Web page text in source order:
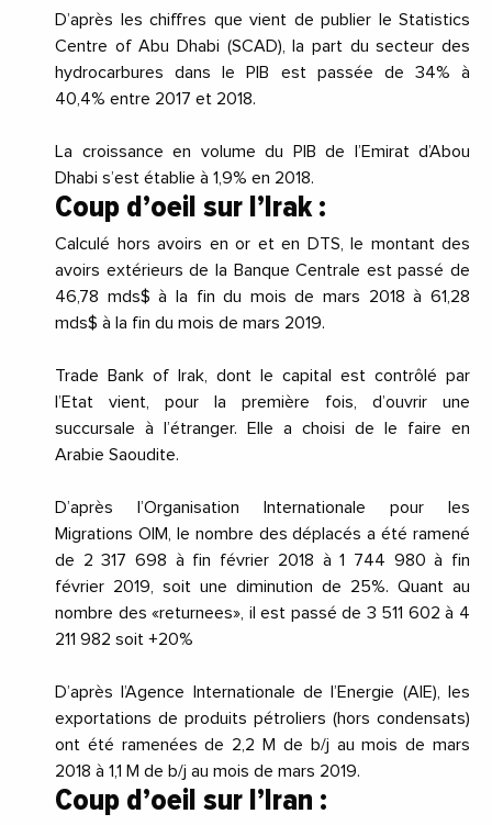
D’après les chiffres que vient de publier le Statistics
Centre of Abu Dhabi (SCAD), la part du secteur des
hydrocarbures dans le PIB est passée de 34% à
40,4% entre 2017 et 2018.
La croissance en volume du PIB de l’Emirat d’Abou
Dhabi s’est établie à 1,9% en 2018.
Coup d’oeil sur l’Irak :
Calculé hors avoirs en or et en DTS, le montant des
avoirs extérieurs de la Banque Centrale est passé de
46,78 mds$ à la fin du mois de mars 2018 à 61,28
mds$ à la fin du mois de mars 2019.
Trade Bank of Irak, dont le capital est contrôlé par
l’Etat vient, pour la première fois, d’ouvrir une
succursale à l’étranger. Elle a choisi de le faire en
Arabie Saoudite.
D’après l’Organisation Internationale pour les
Migrations OIM, le nombre des déplacés a été ramené
de 2 317 698 à fin février 2018 à 1 744 980 à fin
février 2019, soit une diminution de 25%. Quant au
nombre des «returnees», il est passé de 3 511 602 à 4
211 982 soit +20%
D’après l’Agence Internationale de l’Energie (AIE), les
exportations de produits pétroliers (hors condensats)
ont été ramenées de 2,2 M de b/j au mois de mars
2018 à 1,1 M de b/j au mois de mars 2019.
Coup d’oeil sur l’Iran :